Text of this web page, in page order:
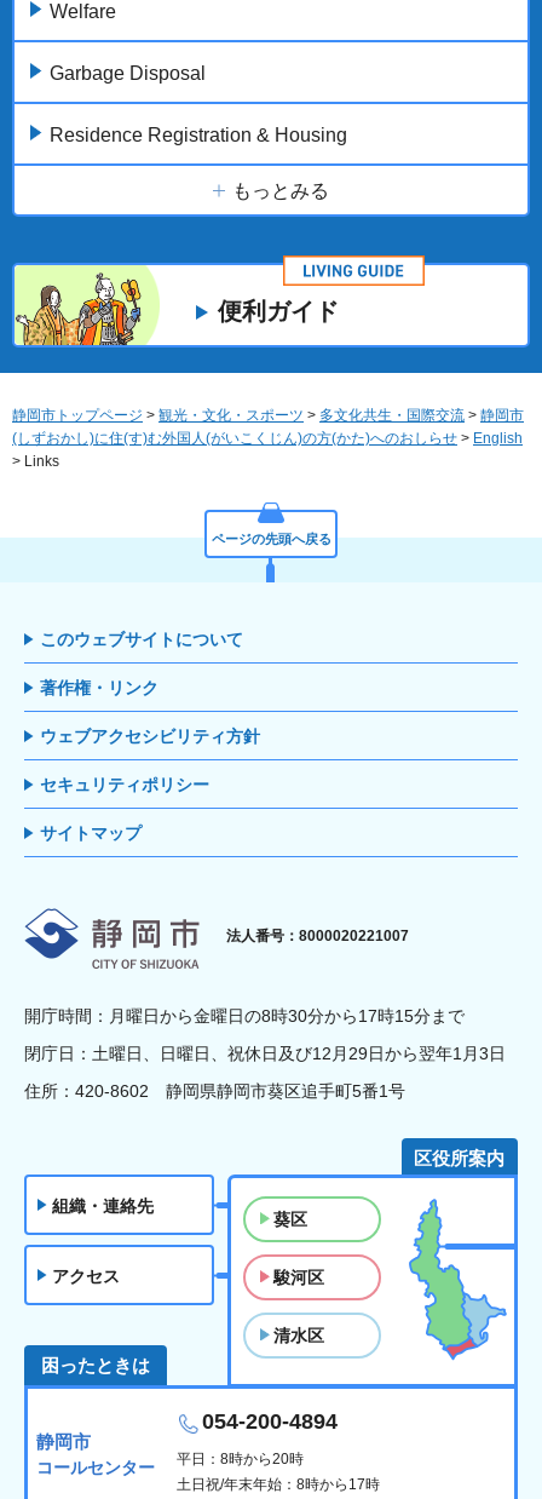
Welfare
Garbage Disposal
Residence Registration & Housing
もっとみる
便利ガイド
静岡市トップページ > 観光・文化・スポーツ > 多文化共生・国際交流 > 静岡市
(しずおかし)に住(す)む外国人(がいこくじん)の方(かた)へのおしらせ > English
> Links
ページの先頭へ戻る
このウェブサイトについて
著作権・リンク
ウェブアクセシビリティ方針
セキュリティポリシー
サイトマップ
静岡市
法人番号：8000020221007
開庁時間：月曜日から金曜日の8時30分から17時15分まで
閉庁日：土曜日、日曜日、祝休日及び12月29日から翌年1月3日
住所：420-8602 静岡県静岡市葵区追手町5番1号
組織・連絡先
アクセス
区役所案内
葵区
駿河区
清水区
困ったときは
静岡市
コールセンター
054-200-4894
平日：8時から20時
土日祝/年末年始：8時から17時